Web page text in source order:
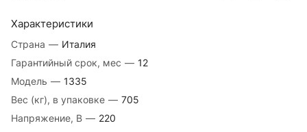
Характеристики
Страна — Италия
Гарантийный срок, мес — 12
Модель — 1335
Вес (кг), в упаковке — 705
Напряжение, В — 220